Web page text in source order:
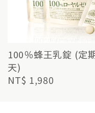
100％蜂王乳錠 (定
天)
NT$ 1,980